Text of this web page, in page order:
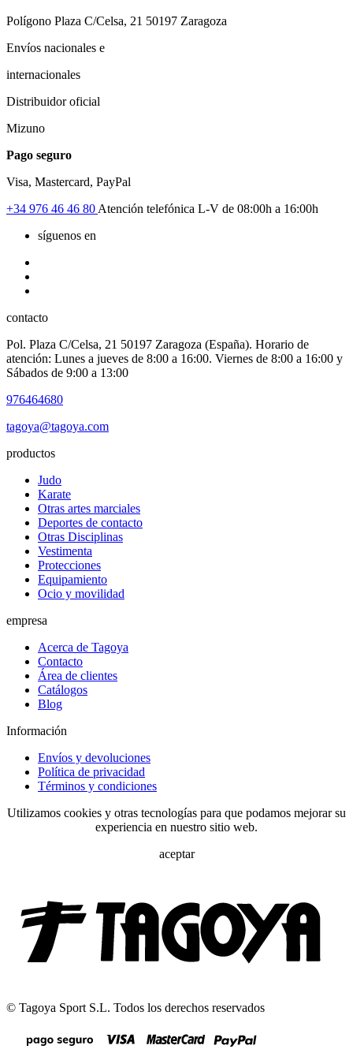
Polígono Plaza C/Celsa, 21 50197 Zaragoza
Envíos nacionales e
internacionales
Distribuidor oficial
Mizuno
Pago seguro
Visa, Mastercard, PayPal
+34 976 46 46 80 Atención telefónica L-V de 08:00h a 16:00h
síguenos en
contacto
Pol. Plaza C/Celsa, 21 50197 Zaragoza (España). Horario de
atención: Lunes a jueves de 8:00 a 16:00. Viernes de 8:00 a 16:00 y
Sábados de 9:00 a 13:00
976464680
tagoya@tagoya.com
productos
Judo
Karate
Otras artes marciales
Deportes de contacto
Otras Disciplinas
Vestimenta
Protecciones
Equipamiento
Ocio y movilidad
empresa
Acerca de Tagoya
Contacto
Área de clientes
Catálogos
Blog
Información
Envíos y devoluciones
Política de privacidad
Términos y condiciones
Utilizamos cookies y otras tecnologías para que podamos mejorar su
experiencia en nuestro sitio web.
aceptar
© Tagoya Sport S.L. Todos los derechos reservados